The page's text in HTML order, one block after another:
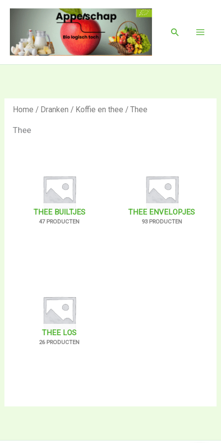
inhoud
Zoeken
Home / Dranken / Koffie en thee / Thee
Thee
THEE BUILTJES
47 PRODUCTEN
THEE ENVELOPJES
93 PRODUCTEN
THEE LOS
26 PRODUCTEN